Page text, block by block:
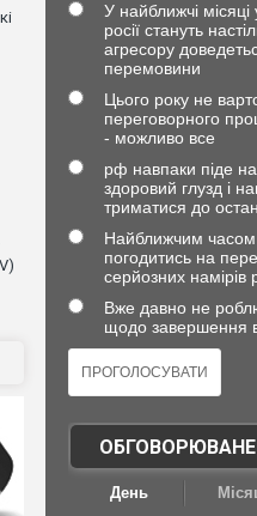
У найближчі
росії стануть
агресору
перемовини
Цього року не
переговорного
- можливо все
рф навпаки піде
здоровий глузд і
триматися до
Найближчим часом
погодитись на
серйозних намірів
Вже давно не
щодо завершення
ОБГОВОРЮВАНЕ
День